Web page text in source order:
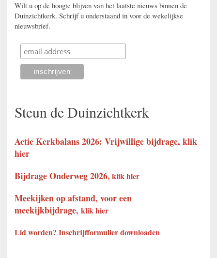
Wilt u op de hoogte blijven van het laatste nieuws binnen de
Duinzichtkerk. Schrijf u onderstaand in voor de wekelijkse
nieuwsbrief.
Steun de Duinzichtkerk
Actie Kerkbalans 2026: Vrijwillige bijdrage, klik
hier
Bijdrage Onderweg 2026, klik hier
Meekijken op afstand, voor een
meekijkbijdrage, klik hier
Lid worden? Inschrijfformulierdownloaden